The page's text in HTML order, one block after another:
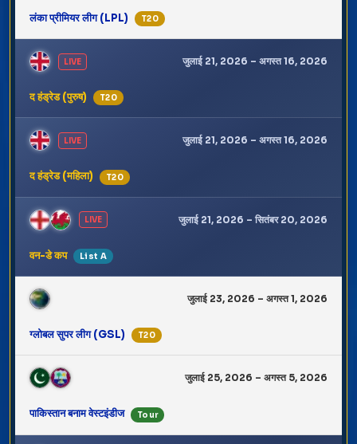
लंका प्रीमियर लीग (LPL) T20
द हंड्रेड (पुरुष) T20
जुलाई 21, 2026 – अगस्त 16, 2026
LIVE
द हंड्रेड (महिला) T20
जुलाई 21, 2026 – अगस्त 16, 2026
LIVE
वन-डे कप List A
जुलाई 21, 2026 – सितंबर 20, 2026
LIVE
ग्लोबल सुपर लीग (GSL) T20
जुलाई 23, 2026 – अगस्त 1, 2026
पाकिस्तान बनाम वेस्टइंडीज Tour
जुलाई 25, 2026 – अगस्त 5, 2026